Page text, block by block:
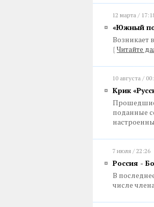
12 марта /
«Южный
Возникает
{ Читайте
10 августа /
Крик
Прошедшие
поданные
7 июля / 22:26
Россия -
В
числе